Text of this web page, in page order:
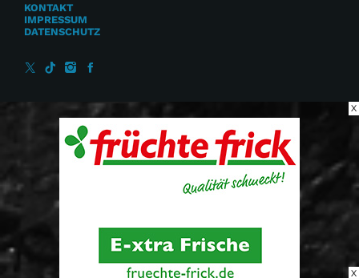
KONTAKT
IMPRESSUM
DATENSCHUTZ
X
X